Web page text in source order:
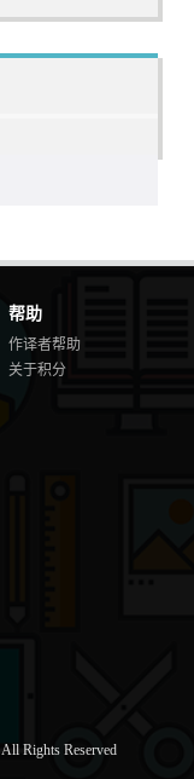
帮助
作译者帮助
关于积分
All Rights Reserved